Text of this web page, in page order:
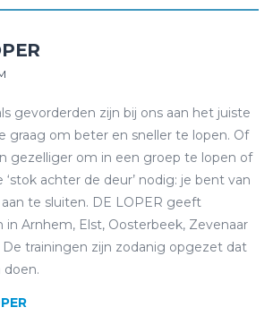
gevorderden zijn bij ons aan het juiste
graag om beter en sneller te lopen. Of
gezelliger om in een groep te lopen of
achter de deur’ nodig: je bent van
te sluiten. DE LOPER geeft
in Arnhem, Elst, Oosterbeek, Zevenaar
De trainingen zijn zodanig opgezet dat
doen.